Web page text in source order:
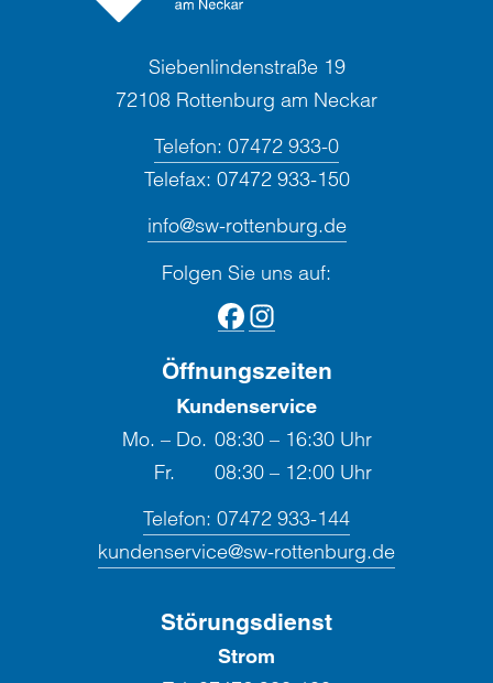
Siebenlindenstraße 19
72108 Rottenburg am Neckar
Telefon: 07472 933-0
Telefax: 07472 933-150
info@sw-rottenburg.de
Folgen Sie uns auf:
Öffnungszeiten
Kundenservice
Mo. – Do. 08:30 – 16:30 Uhr
Fr.
08:30 – 12:00 Uhr
Telefon: 07472 933-144
kundenservice@sw-rottenburg.de
Störungsdienst
Strom